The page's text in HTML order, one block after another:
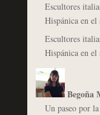
Escultores
Hispánica en
Escultores
Hispánica en
Begoña
Un paseo por